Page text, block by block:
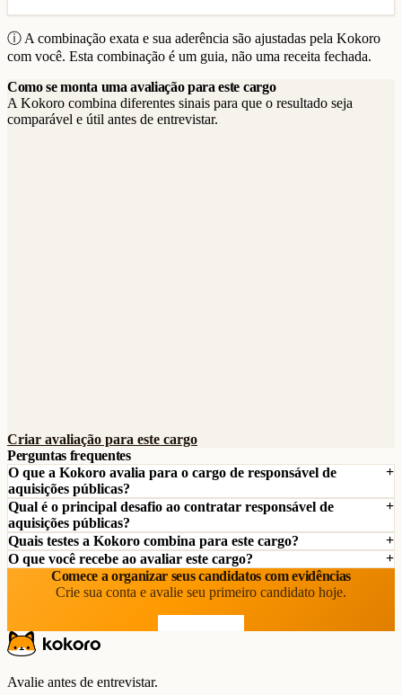
ⓘ A combinação exata e sua aderência são ajustadas pela Kokoro
com você. Esta combinação é um guia, não uma receita fechada.
Como se monta uma avaliação para este cargo
A Kokoro combina diferentes sinais para que o resultado seja
comparável e útil antes de entrevistar.
Criar avaliação para este cargo
Perguntas frequentes
O que a Kokoro avalia para o cargo de responsável de
aquisições públicas?
Qual é o principal desafio ao contratar responsável de
aquisições públicas?
Quais testes a Kokoro combina para este cargo?
O que você recebe ao avaliar este cargo?
Comece a organizar seus candidatos com evidências
Crie sua conta e avalie seu primeiro candidato hoje.
Avalie antes de entrevistar.